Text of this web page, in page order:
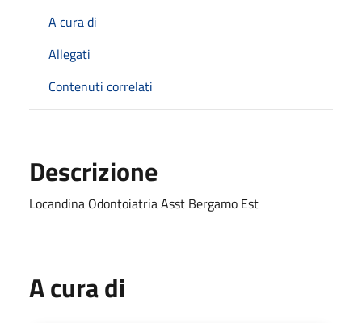
A cura di
Allegati
Contenuti correlati
Descrizione
Locandina Odontoiatria Asst Bergamo Est
A cura di